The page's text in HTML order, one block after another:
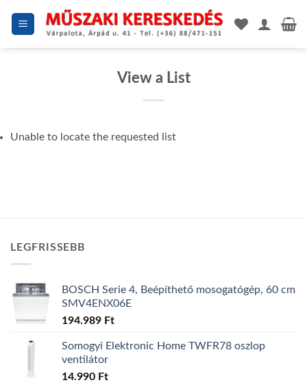
View a List
Unable to locate the requested list
LEGFRISSEBB
BOSCH Serie 4, Beépíthető mosogatógép, 60 cm
SMV4ENX06E
194.989 Ft
Somogyi Elektronic Home TWFR78 oszlop
ventilátor
14.990 Ft